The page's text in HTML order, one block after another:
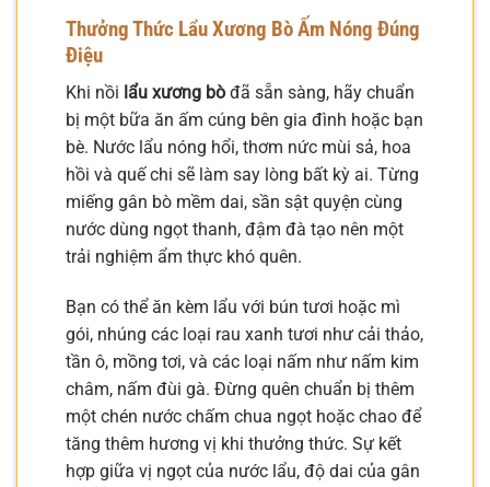
Thưởng Thức Lẩu Xương Bò Ấm Nóng Đúng
Điệu
Khi nồi lẩu xương bò đã sẵn sàng, hãy chuẩn
bị một bữa ăn ấm cúng bên gia đình hoặc bạn
bè. Nước lẩu nóng hổi, thơm nức mùi sả, hoa
hồi và quế chi sẽ làm say lòng bất kỳ ai. Từng
miếng gân bò mềm dai, sần sật quyện cùng
nước dùng ngọt thanh, đậm đà tạo nên một
trải nghiệm ẩm thực khó quên.
Bạn có thể ăn kèm lẩu với bún tươi hoặc mì
gói, nhúng các loại rau xanh tươi như cải thảo,
tần ô, mồng tơi, và các loại nấm như nấm kim
châm, nấm đùi gà. Đừng quên chuẩn bị thêm
một chén nước chấm chua ngọt hoặc chao để
tăng thêm hương vị khi thưởng thức. Sự kết
hợp giữa vị ngọt của nước lẩu, độ dai của gân